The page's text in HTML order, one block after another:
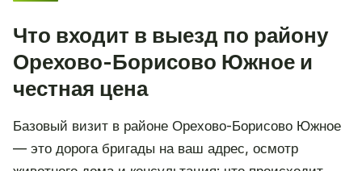
Что входит в выезд по району
Орехово-Борисово Южное и
честная цена
Базовый визит в районе Орехово-Борисово Южное
— это дорога бригады на ваш адрес, осмотр